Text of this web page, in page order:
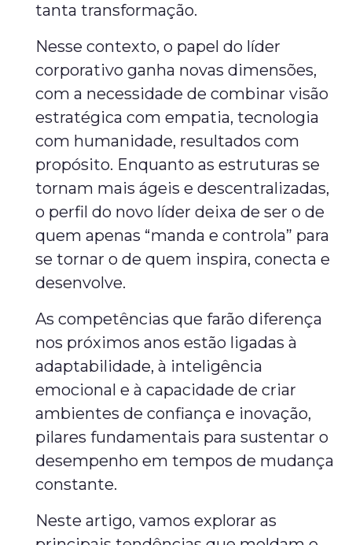
tanta transformação.
Nesse contexto, o papel do líder
corporativo ganha novas dimensões,
com a necessidade de combinar visão
estratégica com empatia, tecnologia
com humanidade, resultados com
propósito. Enquanto as estruturas se
tornam mais ágeis e descentralizadas,
o perfil do novo líder deixa de ser o de
quem apenas “manda e controla” para
se tornar o de quem inspira, conecta e
desenvolve.
As competências que farão diferença
nos próximos anos estão ligadas à
adaptabilidade, à inteligência
emocional e à capacidade de criar
ambientes de confiança e inovação,
pilares fundamentais para sustentar o
desempenho em tempos de mudança
constante.
Neste artigo, vamos explorar as